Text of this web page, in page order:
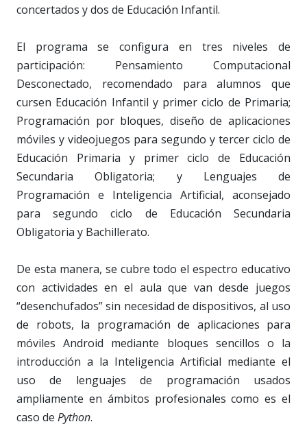
concertados y dos de Educación Infantil.
El programa se configura en tres niveles de
participación: Pensamiento Computacional
Desconectado, recomendado para alumnos que
cursen Educación Infantil y primer ciclo de Primaria;
Programación por bloques, diseño de aplicaciones
móviles y videojuegos para segundo y tercer ciclo de
Educación Primaria y primer ciclo de Educación
Secundaria Obligatoria; y Lenguajes de
Programación e Inteligencia Artificial, aconsejado
para segundo ciclo de Educación Secundaria
Obligatoria y Bachillerato.
De esta manera, se cubre todo el espectro educativo
con actividades en el aula que van desde juegos
“desenchufados” sin necesidad de dispositivos, al uso
de robots, la programación de aplicaciones para
móviles Android mediante bloques sencillos o la
introducción a la Inteligencia Artificial mediante el
uso de lenguajes de programación usados
ampliamente en ámbitos profesionales como es el
caso de Python.